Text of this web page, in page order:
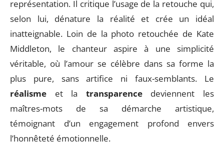
représentation. Il critique l’usage de la retouche qui,
selon lui, dénature la réalité et crée un idéal
inatteignable. Loin de la photo retouchée de Kate
Middleton, le chanteur aspire à une simplicité
véritable, où l’amour se célèbre dans sa forme la
plus pure, sans artifice ni faux-semblants. Le
réalisme et la transparencedeviennent les
maîtres-mots de sa démarche artistique,
témoignant d’un engagement profond envers
l’honnêteté émotionnelle.